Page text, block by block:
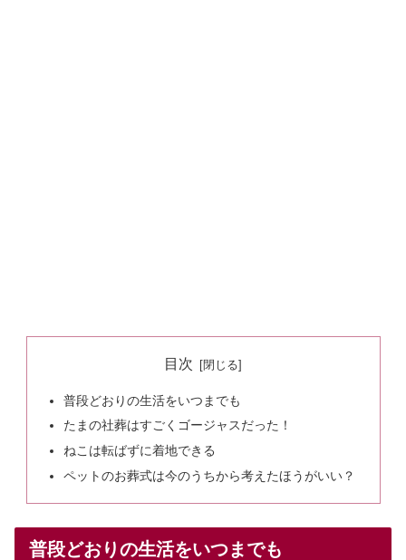
目次
普段どおりの生活をいつまでも
たまの社葬はすごくゴージャスだった！
ねこは転ばずに着地できる
ペットのお葬式は今のうちから考えたほうがいい？
普段どおりの生活をいつまでも